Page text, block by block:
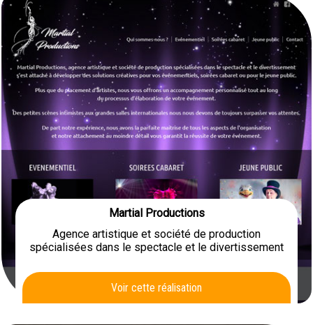
Martial Productions
Agence artistique et société de production
spécialisées dans le spectacle et le divertissement
Voir cette réalisation